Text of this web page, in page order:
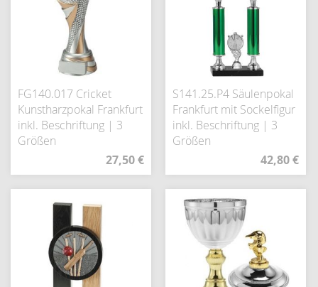
FG140.017 Cricket
Kunstharzpokal Frankfurt
inkl. Beschriftung | 3
Größen
27,50 €
S141.25.P4 Säulenpokal
Frankfurt mit Sockelfigur
inkl. Beschriftung | 3
Größen
42,80 €